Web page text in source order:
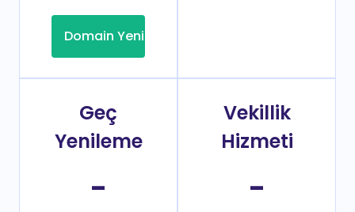
Domain Yenileme
Geç
Yenileme
-
Vekillik
Hizmeti
-